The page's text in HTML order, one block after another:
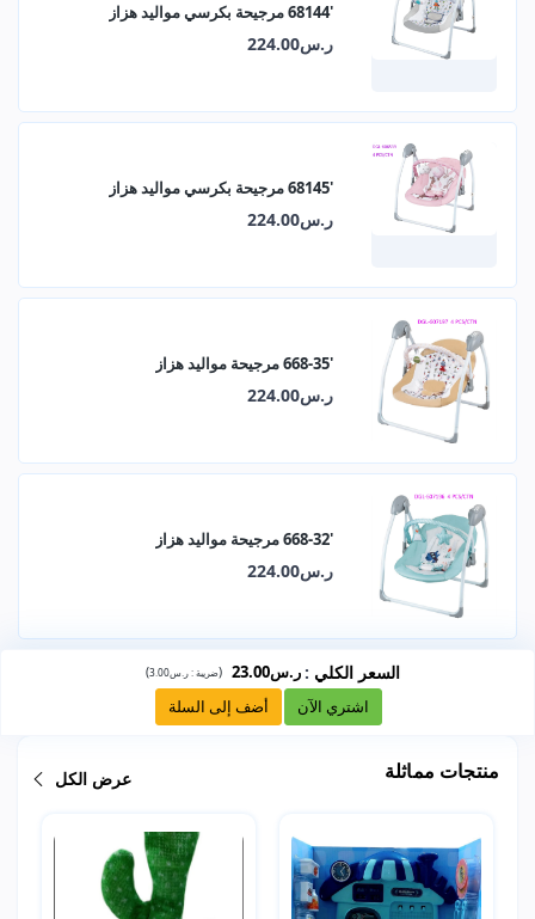
'68144 مرجيحة بكرسي مواليد هزاز
ر.س224.00
'68145 مرجيحة بكرسي مواليد هزاز
ر.س224.00
'668-35 مرجيحة مواليد هزاز
ر.س224.00
'668-32 مرجيحة مواليد هزاز
ر.س224.00
السعر الكلي : ر.س23.00 (ضريبة :ر.س3.00 )
اشتري الآن أضف إلى السلة
منتجات مماثلة عرض الكل